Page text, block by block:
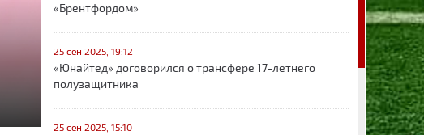
«Брентфордом»
25 сен 2025, 19:12
«Юнайтед» договорился о трансфере 17-летнего
полузащитника
25 сен 2025, 15:10